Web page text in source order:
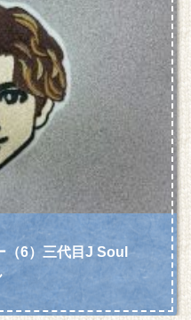
（6）三代目J Soul